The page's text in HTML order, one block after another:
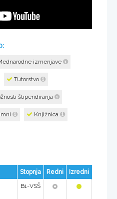
izmenjave
Tutorstvo
štipendiranja
Knjižnica
Stopnja Redni
Izredni
B1-VSŠ